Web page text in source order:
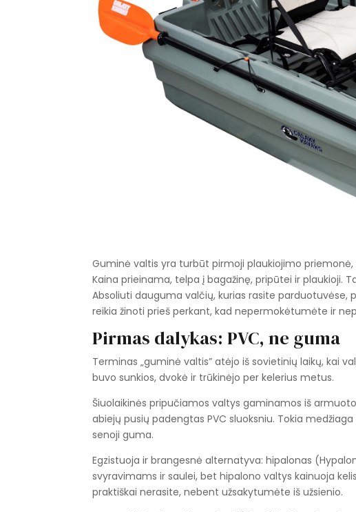
Guminė valtis yra turbūt pirmoji plaukiojimo
Kaina prieinama, telpa į bagažinę, pripūtei ir plaukioji.
Absoliuti dauguma valčių, kurias rasite parduotuvėse,
reikia žinoti prieš perkant, kad nepermokėtumėte ir
Pirmas dalykas: PVC, ne guma
Terminas „guminė valtis” atėjo iš sovietinių laikų, kai
buvo sunkios, dvokė ir trūkinėjo per kelerius metus.
Šiuolaikinės pripučiamos valtys gaminamos iš
abiejų pusių padengtas PVC sluoksniu. Tokia
senoji guma.
Egzistuoja ir brangesnė alternatyva: hipalonas
svyravimams ir saulei, bet hipalono valtys kainuoja
praktiškai nerasite, nebent užsakytumėte iš užsienio.